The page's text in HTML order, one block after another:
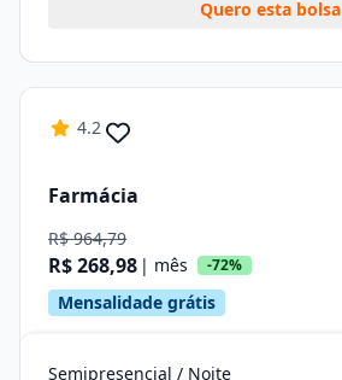
Quero esta bolsa
4.2
Farmácia
R$ 964,79
R$ 268,98 | mês -72%
Mensalidade grátis
Semipresencial / Noite